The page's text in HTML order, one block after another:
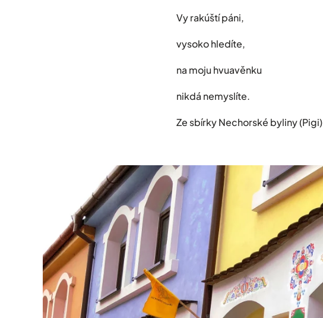
Vy rakúští páni,
vysoko hledíte,
na moju hvuavěnku
nikdá nemyslíte.
Ze sbírky Nechorské byliny (Pigi)